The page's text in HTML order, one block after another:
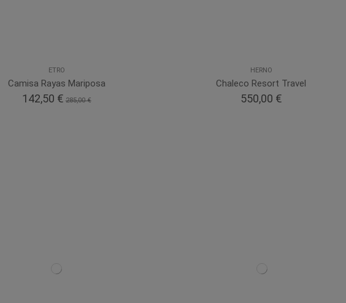
ETRO
Camisa Rayas Mariposa
142,50 € 285,00 €
HERNO
Chaleco Resort Travel
550,00 €